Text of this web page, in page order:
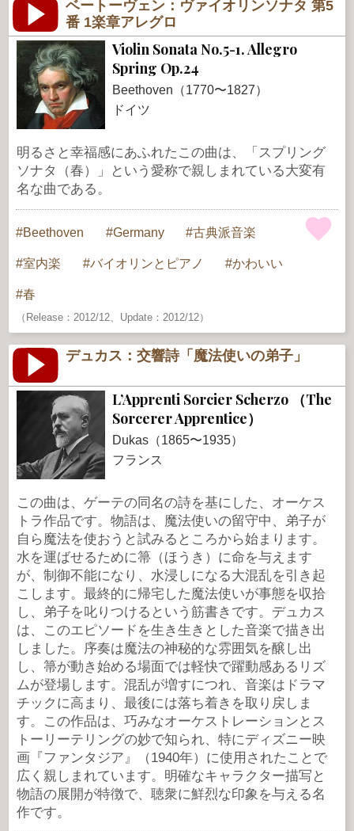
ベートーヴェン：ヴァイオリンソナタ 第5
番 1楽章アレグロ
Violin Sonata No.5-1. Allegro
Spring Op.24
Beethoven（1770〜1827）
ドイツ
明るさと幸福感にあふれたこの曲は、「スプリング
ソナタ（春）」という愛称で親しまれている大変有
名な曲である。
Beethoven Germany 古典派音楽
室内楽 バイオリンとピアノ かわいい
春
（Release：2012/12、Update：2012/12）
デュカス：交響詩「魔法使いの弟子」
L’Apprenti Sorcier Scherzo （The
Sorcerer Apprentice）
Dukas（1865〜1935）
フランス
この曲は、ゲーテの同名の詩を基にした、オーケス
トラ作品です。物語は、魔法使いの留守中、弟子が
自ら魔法を使おうと試みるところから始まります。
水を運ばせるために箒（ほうき）に命を与えます
が、制御不能になり、水浸しになる大混乱を引き起
こします。最終的に帰宅した魔法使いが事態を収拾
し、弟子を叱りつけるという筋書きです。デュカス
は、このエピソードを生き生きとした音楽で描き出
しました。序奏は魔法の神秘的な雰囲気を醸し出
し、箒が動き始める場面では軽快で躍動感あるリズ
ムが登場します。混乱が増すにつれ、音楽はドラマ
チックに高まり、最後には落ち着きを取り戻しま
す。この作品は、巧みなオーケストレーションとス
トーリーテリングの妙で知られ、特にディズニー映
画『ファンタジア』（1940年）に使用されたことで
広く親しまれています。明確なキャラクター描写と
物語の展開が特徴で、聴衆に鮮烈な印象を与える名
作です。